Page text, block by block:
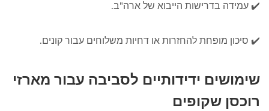
✔️ עמידה בדרישות הייבוא של ארה"ב.
✔️ סיכון מופחת להחזרות או דחיות משלוחים עבור קונים.
שימושים ידידותיים לסביבה עבור מארזי
רוכסן שקופים